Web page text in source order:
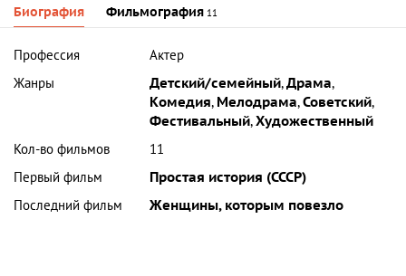
Биография Фильмография 11
Профессия
Актер
Жанры
Детский/семейный,Драма,
Комедия, Мелодрама,Советский,
Фестивальный,Художественный
Кол-во фильмов
11
Первый фильм
Простая история (СССР)
Последний фильм
Женщины, которым повезло